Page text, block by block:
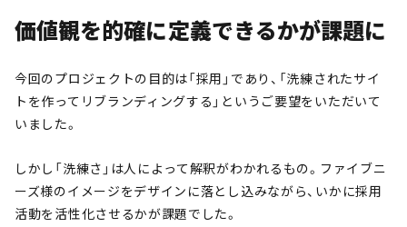
価値観を的確に定義できるかが課題に
今回のプロジェクトの目的は「採用」であり、「洗練されたサイ
トを作ってリブランディングする」というご要望をいただいて
いました。
しかし「洗練さ」は人によって解釈がわかれるもの。ファイブニ
ーズ様のイメージをデザインに落とし込みながら、いかに採用
活動を活性化させるかが課題でした。